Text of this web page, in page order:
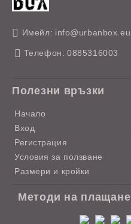
Имейл: info@urbanbox.eu
Телефон: 0885316003
Полезни връзки
Начало
Вход
Регистрация
Условия за ползване
Размери и кройки
Методи на плащане